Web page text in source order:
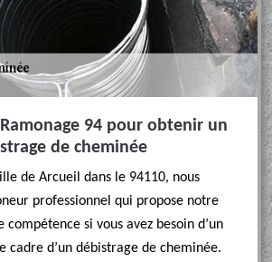
94 pour obtenir un
de cheminée
de Arcueil dans le 94110, nous
professionnel qui propose notre
si vous avez besoin d’un
cadre d’un débistrage de cheminée.